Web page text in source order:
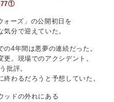
ォーズ」の公開初日を
分で迎えていた。
4年間は悪夢の連続だった。
。現場でのアクシデント。
批評。
わるだろうと予想していた。
ッドの外れにある